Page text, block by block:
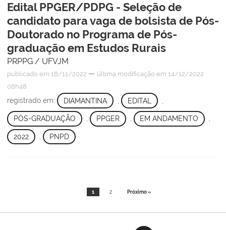
Edital PPGER/PDPG - Seleção de
candidato para vaga de bolsista de Pós-
Doutorado no Programa de Pós-
graduação em Estudos Rurais
PRPPG / UFVJM
publicado em 18/11/2022 — última modificação em 14/12/2022
08h48
registrado em: DIAMANTINA EDITAL
PÓS-GRADUAÇÃO , PPGER , EM ANDAMENTO ,
2022 PNPD
1 2 Próximo »